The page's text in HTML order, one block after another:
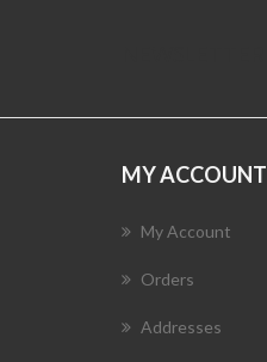
MY ACCOUNT
My Account
Orders
Addresses